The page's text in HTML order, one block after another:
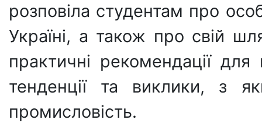
розповіла студентам про
Україні, а також про свій
практичні рекомендації
тенденції та виклики, з
промисловість.